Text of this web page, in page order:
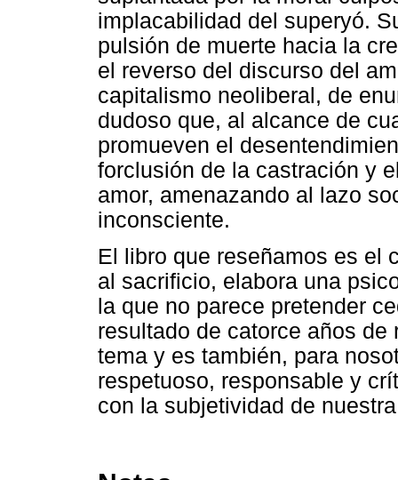
implacabilidad del superyó.
pulsión de muerte hacia la
el reverso del discurso del
capitalismo neoliberal, de
dudoso que, al alcance de
promueven el
forclusión de la castración y
amor, amenazando al lazo
inconsciente.
El libro que reseñamos es el
al sacrificio, elabora una
la que no parece pretender
resultado de catorce años
tema y es también, para
respetuoso, responsable y
con la subjetividad de